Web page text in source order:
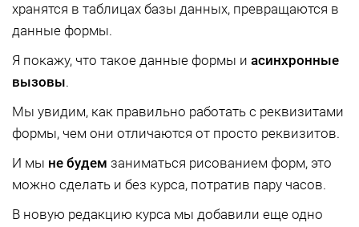
хранятся в таблицах базы данных, превращаются в
данные формы.
Я покажу, что такое данные формы и асинхронные
вызовы.
Мы увидим, как правильно работать с реквизитами
формы, чем они отличаются от просто реквизитов.
И мы не будем заниматься рисованием форм, это
можно сделать и без курса, потратив пару часов.
В новую редакцию курса мы добавили еще одно